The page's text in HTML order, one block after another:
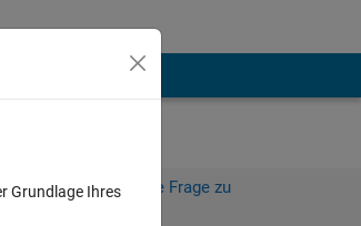
Sie sich an, um diese Frage zu
Grundlage Ihres